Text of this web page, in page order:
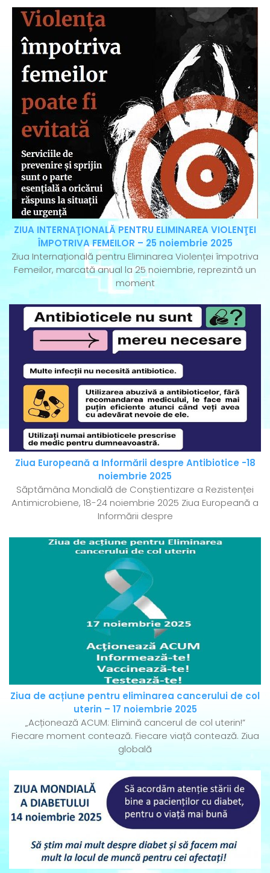
ZIUA INTERNAŢIONALĂ PENTRU ELIMINAREA VIOLENŢEI
ÎMPOTRIVA FEMEILOR – 25 noiembrie 2025
Ziua Internațională pentru Eliminarea Violenței împotriva
Femeilor, marcată anual la 25 noiembrie, reprezintă un
moment
Ziua Europeană a Informării despre Antibiotice -18
noiembrie 2025
Săptămâna Mondială de Conștientizare a Rezistenței
Antimicrobiene, 18-24 noiembrie 2025 Ziua Europeană a
Informării despre
Ziua de acțiune pentru eliminarea cancerului de col
uterin – 17 noiembrie 2025
„Acționează ACUM: Elimină cancerul de col uterin!”
Fiecare moment contează. Fiecare viață contează. Ziua
globală